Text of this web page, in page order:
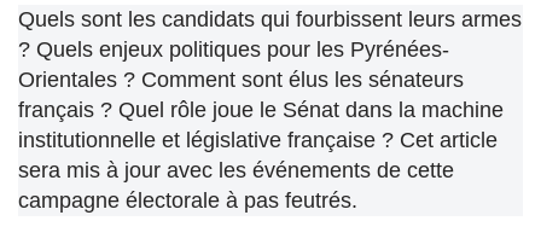
Quels sont les candidats qui fourbissent leurs armes
? Quels enjeux politiques pour les Pyrénées-
Orientales ? Comment sont élus les sénateurs
français ? Quel rôle joue le Sénat dans la machine
institutionnelle et législative française ? Cet article
sera mis à jour avec les événements de cette
campagne électorale à pas feutrés.